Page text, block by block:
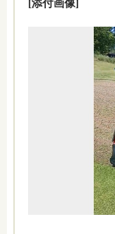
[添付画像]